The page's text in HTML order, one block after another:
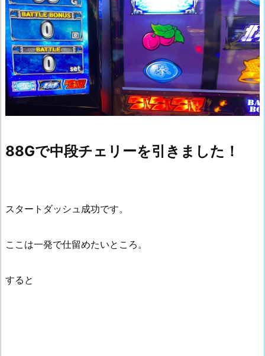
88Gで中段チェリーを引きました！
スタートダッシュ成功です。
ここは一発で仕留めたいところ。
すると